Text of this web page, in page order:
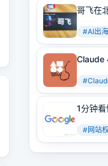
哥飞在
#AI出海
Claude
#
1分钟看
南（原
#网站